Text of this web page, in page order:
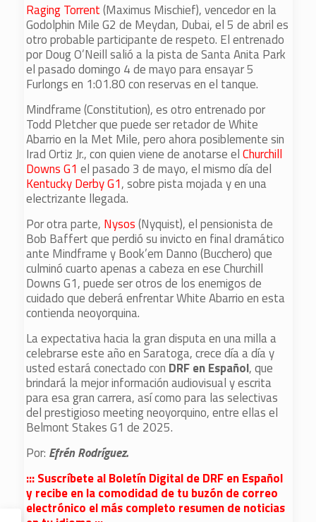
Raging Torrent(Maximus Mischief), vencedor en la
Godolphin Mile G2 de Meydan, Dubai, el 5 de abril es
otro probable participante de respeto. El entrenado
por Doug O’Neill salió a la pista de Santa Anita Park
el pasado domingo 4 de mayo para ensayar 5
Furlongs en 1:01.80 con reservas en el tanque.
Mindframe (Constitution), es otro entrenado por
Todd Pletcher que puede ser retador de White
Abarrio en la Met Mile, pero ahora posiblemente sin
Irad Ortiz Jr., con quien viene de anotarse elChurchill
Downs G1 el pasado 3 de mayo, el mismo día del
Kentucky Derby G1, sobre pista mojada y en una
electrizante llegada.
Por otra parte, Nysos(Nyquist), el pensionista de
Bob Baffert que perdió su invicto en final dramático
ante Mindframe y Book’em Danno (Bucchero) que
culminó cuarto apenas a cabeza en ese Churchill
Downs G1, puede ser otros de los enemigos de
cuidado que deberá enfrentar White Abarrio en esta
contienda neoyorquina.
La expectativa hacia la gran disputa en una milla a
celebrarse este año en Saratoga, crece día a día y
usted estará conectado con DRF en Español, que
brindará la mejor información audiovisual y escrita
para esa gran carrera, así como para las selectivas
del prestigioso meeting neoyorquino, entre ellas el
Belmont Stakes G1 de 2025.
Por: Efrén Rodríguez.
::: Suscríbete al Boletín Digital de DRF en Español
y recibe en la comodidad de tu buzón de correo
electrónico el más completo resumen de noticias